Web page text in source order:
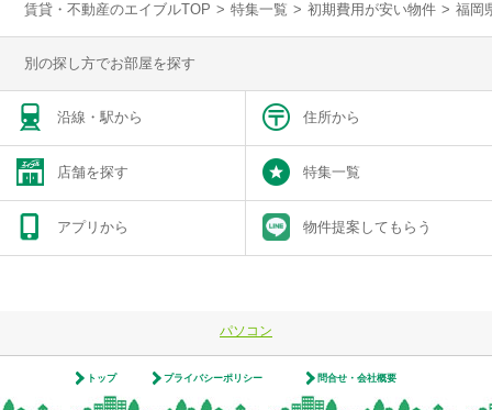
賃貸・不動産のエイブルTOP > 特集一覧 > 初期費用が安い物件 > 福岡
別の探し方でお部屋を探す
沿線・駅から 住所から
店舗を探す 特集一覧
アプリから 物件提案してもらう
パソコン
トップ プライバシーポリシー 問合せ・会社概要